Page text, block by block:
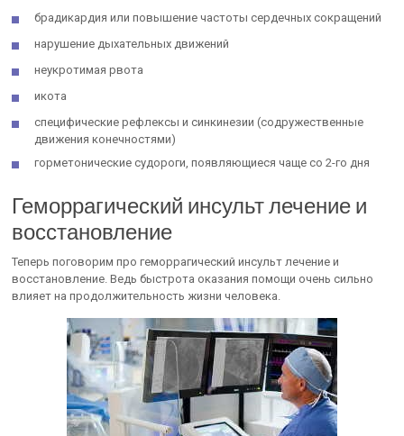
брадикардия или повышение частоты сердечных сокращений
нарушение дыхательных движений
неукротимая рвота
икота
специфические рефлексы и синкинезии (содружественные
движения конечностями)
горметонические судороги, появляющиеся чаще со 2-го дня
Геморрагический инсульт лечение и
восстановление
Теперь поговорим про геморрагический инсульт лечение и
восстановление. Ведь быстрота оказания помощи очень сильно
влияет на продолжительность жизни человека.